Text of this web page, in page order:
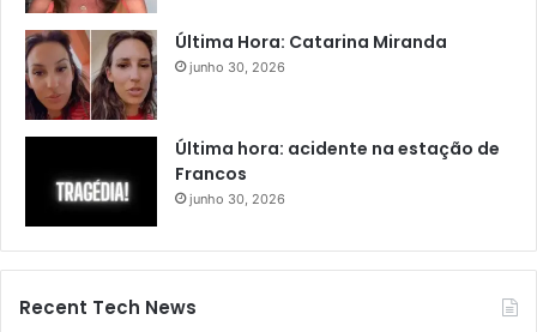
Última Hora: Catarina Miranda
junho 30, 2026
Última hora: acidente na estação de
Francos
junho 30, 2026
Recent Tech News